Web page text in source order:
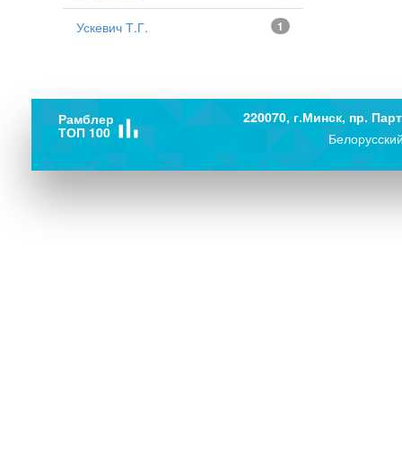
1
Ускевич Т.Г.
220070, г.Минск, пр.
bar_chart
Рамблер
ТОП 100